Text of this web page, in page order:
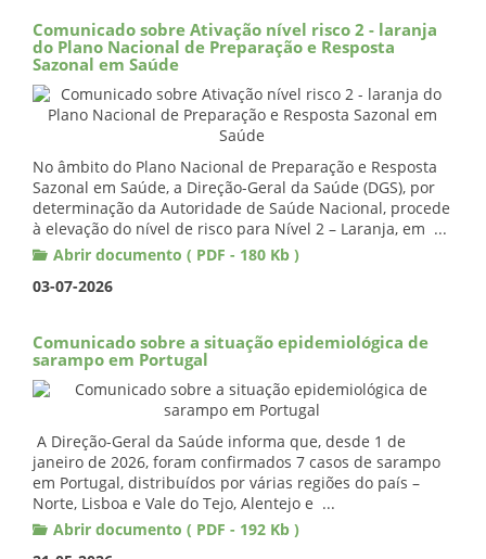
Comunicado sobre Ativação nível risco 2 - laranja
do Plano Nacional de Preparação e Resposta
Sazonal em Saúde
No âmbito do Plano Nacional de Preparação e Resposta
Sazonal em Saúde, a Direção-Geral da Saúde (DGS), por
determinação da Autoridade de Saúde Nacional, procede
à elevação do nível de risco para Nível 2 – Laranja, em ...
Abrir documento ( PDF - 180 Kb )
03-07-2026
Comunicado sobre a situação epidemiológica de
sarampo em Portugal
A Direção-Geral da Saúde informa que, desde 1 de
janeiro de 2026, foram confirmados 7 casos de sarampo
em Portugal, distribuídos por várias regiões do país –
Norte, Lisboa e Vale do Tejo, Alentejo e ...
Abrir documento ( PDF - 192 Kb )